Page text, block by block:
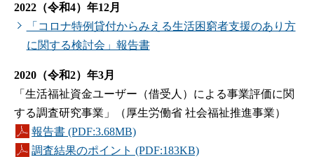
2022（令和4）年12月
「コロナ特例貸付からみえる生活困窮者支援のあり方
に関する検討会」報告書
2020（令和2）年3月
「生活福祉資金ユーザー（借受人）による事業評価に関
する調査研究事業」（厚生労働省 社会福祉推進事業）
報告書 (PDF:3.68MB)
調査結果のポイント (PDF:183KB)